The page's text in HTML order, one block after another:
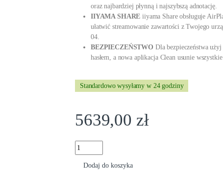
oraz najbardziej płynną i najszybszą adnotację.
IIYAMA SHARE iiyama Share obsługuje
ułatwić streamowanie zawartości z Twojego
04.
BEZPIECZEŃSTWO Dla bezpieczeństwa
hasłem, a nowa aplikacja Clean usunie wszystkie
Standardowo wysyłamy w 24 godziny
5639,00 zł
Monitor Iiyama ProLite TE6512MIS-B3AG +
Dodaj do koszyka